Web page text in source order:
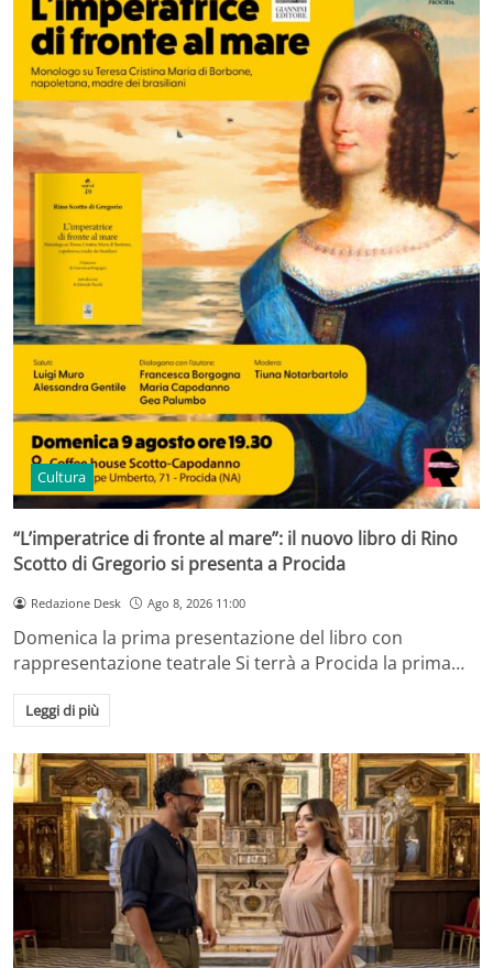
Cultura
“L’imperatrice di fronte al mare”: il nuovo libro di Rino
Scotto di Gregorio si presenta a Procida
Redazione Desk Ago 8, 2026 11:00
Domenica la prima presentazione del libro con
rappresentazione teatrale Si terrà a Procida la prima…
Leggi di più